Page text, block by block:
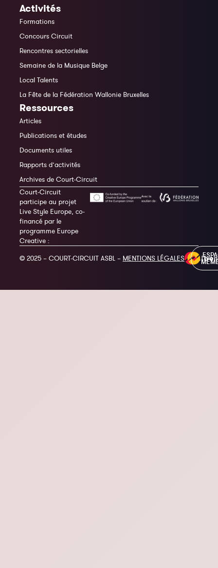
Activités
Formations
Concours Circuit
Rencontres sectorielles
Semaine de la Musique Belge
Local Talents
La Fête de la Fédération Wallonie Bruxelles
Ressources
Articles
Publications et études
Documents utiles
Rapports d’activités
Archives de Court-Circuit
Court-Circuit
participe au projet
Live Style Europe, co-
financé par le
programme Europe
Creative :
© 2025 – COURT-CIRCUIT ASBL – MENTIONS LÉGALES